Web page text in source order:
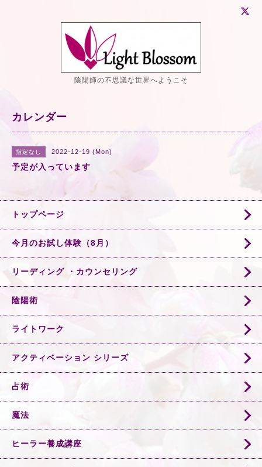
陰陽師の不思議な世界へようこそ
カレンダー
指定なし 2022-12-19 (Mon)
予定が入っています
トップページ
今月のお試し体験（8月）
リーディング ・カウンセリング
陰陽術
ライトワーク
アクティベーション シリーズ
占術
魔法
ヒーラー養成講座